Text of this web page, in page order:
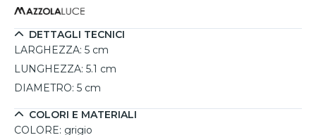
mirata. La durata di vita media di 30.000 ore (fino a 20
anni con un uso medio di 2 ore al giorno) e il design
ispirato alle lampadine alogene la rendono un'ottima
scelta sia per efficienza che per estetica.
DETTAGLI TECNICI
LARGHEZZA: 5 cm
LUNGHEZZA: 5.1 cm
DIAMETRO: 5 cm
COLORI E MATERIALI
COLORE: grigio